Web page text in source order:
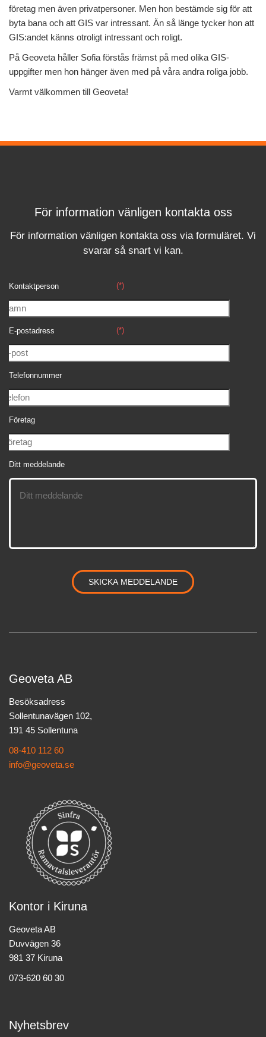
företag men även privatpersoner. Men hon bestämde sig för att
byta bana och att GIS var intressant. Än så länge tycker hon att
GIS:andet känns otroligt intressant och roligt.
På Geoveta håller Sofia förstås främst på med olika GIS-
uppgifter men hon hänger även med på våra andra roliga jobb.
Varmt välkommen till Geoveta!
För information vänligen kontakta oss
För information vänligen kontakta oss via formuläret. Vi
svararså snart vi kan.
Kontaktperson (*)
E-postadress (*)
Telefonnummer
Företag
Ditt meddelande
Geoveta AB
Besöksadress
Sollentunavägen 102,
191 45 Sollentuna
08-410 112 60
info@geoveta.se
Kontor i Kiruna
Geoveta AB
Duvvägen 36
981 37 Kiruna
073-620 60 30
Nyhetsbrev